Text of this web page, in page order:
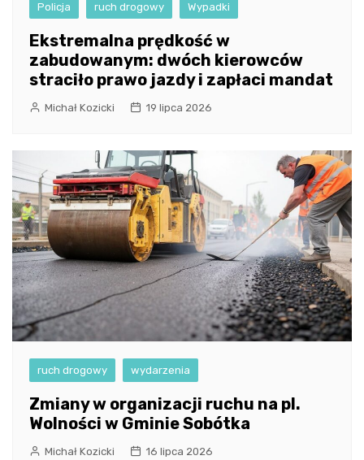
Policja ruch drogowy Wypadki
Ekstremalna prędkość w
zabudowanym: dwóch kierowców
straciło prawo jazdy i zapłaci mandat
Michał Kozicki 19 lipca 2026
ruch drogowy wydarzenia
Zmiany w organizacji ruchu na pl.
Wolności w Gminie Sobótka
Michał Kozicki 16 lipca 2026